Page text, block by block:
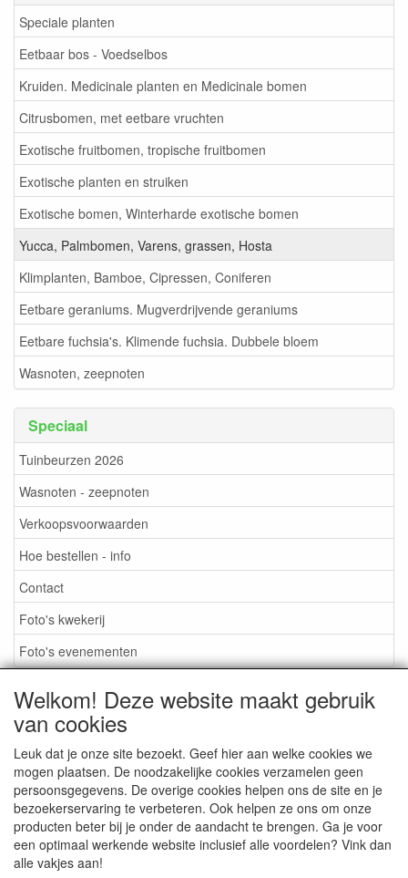
Speciale planten
Eetbaar bos - Voedselbos
Kruiden. Medicinale planten en Medicinale bomen
Citrusbomen, met eetbare vruchten
Exotische fruitbomen, tropische fruitbomen
Exotische planten en struiken
Exotische bomen, Winterharde exotische bomen
Yucca, Palmbomen, Varens, grassen, Hosta
Klimplanten, Bamboe, Cipressen, Coniferen
Eetbare geraniums. Mugverdrijvende geraniums
Eetbare fuchsia's. Klimende fuchsia. Dubbele bloem
Wasnoten, zeepnoten
Speciaal
Tuinbeurzen 2026
Wasnoten - zeepnoten
Verkoopsvoorwaarden
Hoe bestellen - info
Contact
Foto's kwekerij
Foto's evenementen
TUINBEURZEN 2026
CONTACT
FOTO'S KWEKERIJ
Welkom! Deze website maakt gebruik
van cookies
Leuk dat je onze site bezoekt. Geef hier aan welke cookies we
mogen plaatsen. De noodzakelijke cookies verzamelen geen
persoonsgegevens. De overige cookies helpen ons de site en je
bezoekerservaring te verbeteren. Ook helpen ze ons om onze
producten beter bij je onder de aandacht te brengen. Ga je voor
een optimaal werkende website inclusief alle voordelen? Vink dan
alle vakjes aan!